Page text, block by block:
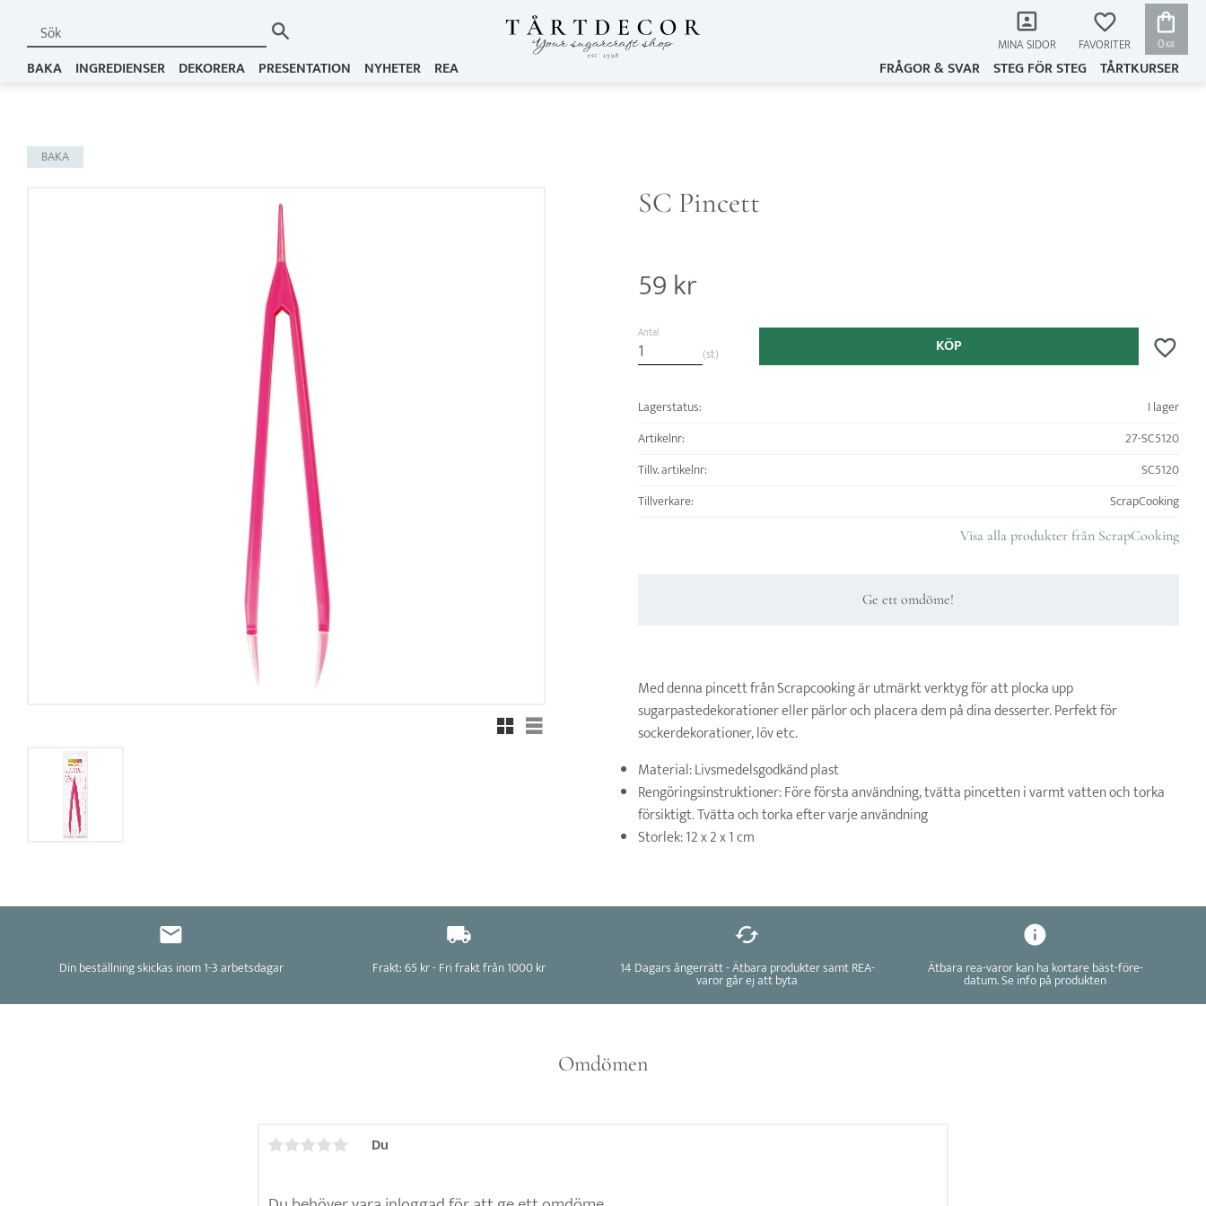
MINA SIDOR
FAVORITER
0KR
BAKA INGREDIENSER DEKORERA PRESENTATION NYHETER REA FRÅGOR & SVAR STEG FÖR STEG TÅRTKURSER
BAKA
SC Pincett
Rutnätsvy
Listvy
59kr
Antal
st KÖP Lägg till
Lagerstatus
I lager
Artikelnr
27-SC5120
Tillv. artikelnr
SC5120
Tillverkare
ScrapCooking
Visa alla produkter från ScrapCooking
Ge ett omdöme!
Med denna pincett från Scrapcooking är utmärkt verktyg för att plocka upp
sugarpastedekorationer eller pärlor och placera dem på dina desserter. Perfekt för
sockerdekorationer, löv etc.
Material: Livsmedelsgodkänd plast
Rengöringsinstruktioner: Före första användning, tvätta pincetten i varmt vatten och torka
försiktigt. Tvätta och torka efter varje användning
Storlek: 12 x 2 x 1 cm
Din beställning skickas inom 1-3 arbetsdagar Frakt: 65 kr - Fri frakt från 1000 kr 14 Dagars ångerrätt - Ätbara produkter samt REA-
varor går ej att byta
Ätbara rea-varor kan ha kortare bäst-före-
datum. Se info på produkten
Omdömen
Du